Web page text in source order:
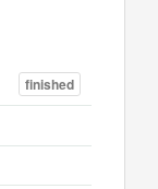
finished